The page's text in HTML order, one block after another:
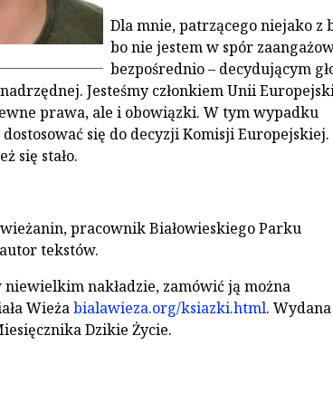
Dla mnie, patrzącego niejako z
bo nie jestem w spór
bezpośrednio – decydującym
Jesteśmy członkiem Unii
prawa, ale i obowiązki. W tym wypadku
się do decyzji Komisji Europejskiej.
się stało.
pracownik Białowieskiego Parku
tekstów.
nakładzie, zamówić ją można
Wieżabialawieza.org/ksiazki.html.
Dzikie Życie.